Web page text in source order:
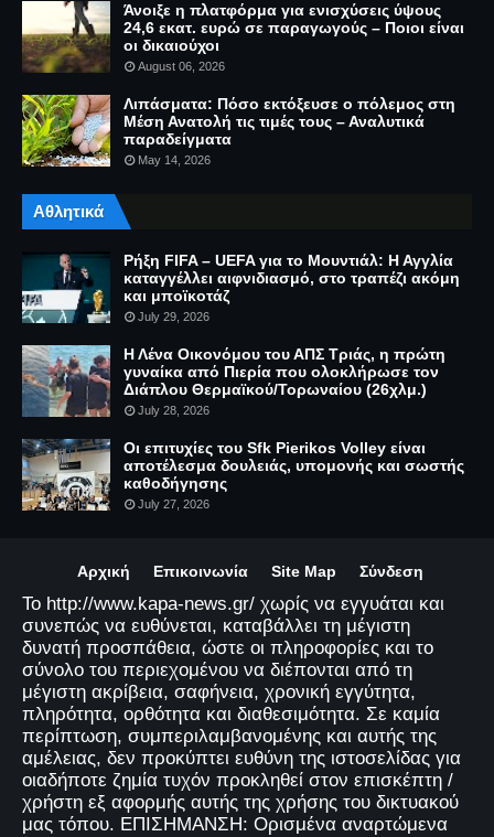
Άνοιξε η πλατφόρμα για ενισχύσεις ύψους
24,6 εκατ. ευρώ σε παραγωγούς – Ποιοι είναι
οι δικαιούχοι
August 06, 2026
Λιπάσματα: Πόσο εκτόξευσε ο πόλεμος στη
Μέση Ανατολή τις τιμές τους – Αναλυτικά
παραδείγματα
May 14, 2026
Αθλητικά
Ρήξη FIFA – UEFA για το Μουντιάλ: Η Αγγλία
καταγγέλλει αιφνιδιασμό, στο τραπέζι ακόμη
και μποϊκοτάζ
July 29, 2026
Η Λένα Οικονόμου του ΑΠΣ Τριάς, η πρώτη
γυναίκα από Πιερία που ολοκλήρωσε τον
Διάπλου Θερμαϊκού/Τορωναίου (26χλμ.)
July 28, 2026
Οι επιτυχίες του Sfk Pierikos Volley είναι
αποτέλεσμα δουλειάς, υπομονής και σωστής
καθοδήγησης
July 27, 2026
Αρχική Επικοινωνία Site Map Σύνδεση
Το http://www.kapa-news.gr/ χωρίς να εγγυάται και
συνεπώς να ευθύνεται, καταβάλλει τη μέγιστη
δυνατή προσπάθεια, ώστε οι πληροφορίες και το
σύνολο του περιεχομένου να διέπονται από τη
μέγιστη ακρίβεια, σαφήνεια, χρονική εγγύτητα,
πληρότητα, ορθότητα και διαθεσιμότητα. Σε καμία
περίπτωση, συμπεριλαμβανομένης και αυτής της
αμέλειας, δεν προκύπτει ευθύνη της ιστοσελίδας για
οιαδήποτε ζημία τυχόν προκληθεί στον επισκέπτη /
χρήστη εξ αφορμής αυτής της χρήσης του δικτυακού
μας τόπου. ΕΠΙΣΗΜΑΝΣΗ: Ορισμένα αναρτώμενα